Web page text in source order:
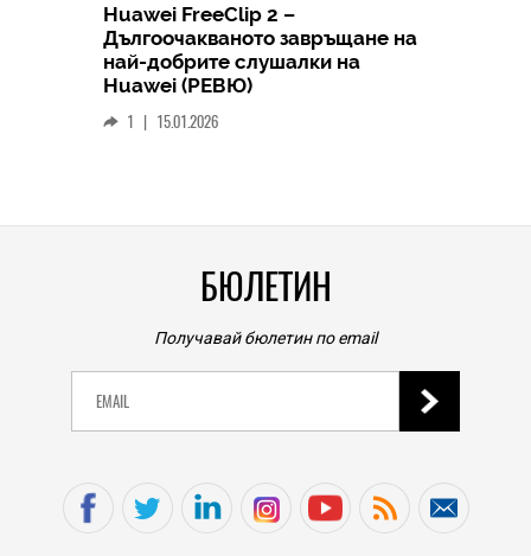
Huawei FreeClip 2 –
Дългоочакваното завръщане на
най-добрите слушалки на
Huawei (РЕВЮ)
1 | 15.01.2026
БЮЛЕТИН
Получавай бюлетин по email